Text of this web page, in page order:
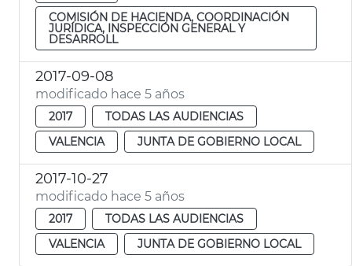
COMISIÓN DE HACIENDA, COORDINACIÓN
JURÍDICA, INSPECCIÓN GENERAL Y
DESARROLL
2017-09-08
modificado hace 5 años
2017
TODAS LAS AUDIENCIAS
VALENCIA
JUNTA DE GOBIERNO LOCAL
2017-10-27
modificado hace 5 años
2017
TODAS LAS AUDIENCIAS
VALENCIA
JUNTA DE GOBIERNO LOCAL